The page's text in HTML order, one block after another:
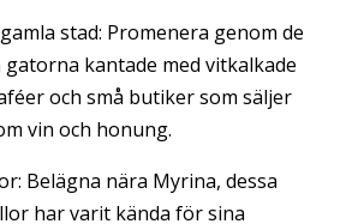
stad: Promenera genom de
kantade med vitkalkade
och små butiker som säljer
vin och honung.
Belägna nära Myrina, dessa
har varit kända för sina